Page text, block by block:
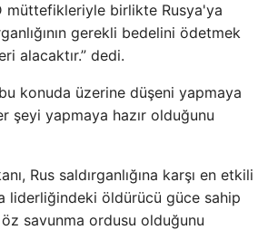
müttefikleriyle birlikte Rusya'ya
gerekli bedelini ödetmek
alacaktır.” dedi.
konuda üzerine düşeni yapmaya
şeyi yapmaya hazır olduğunu
Rus saldırganlığına karşı en etkili
liderliğindeki öldürücü güce sahip
savunma ordusu olduğunu